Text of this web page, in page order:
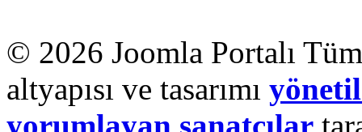
© 2026 Joomla Portalı Tüm
altyapısı ve tasarımı